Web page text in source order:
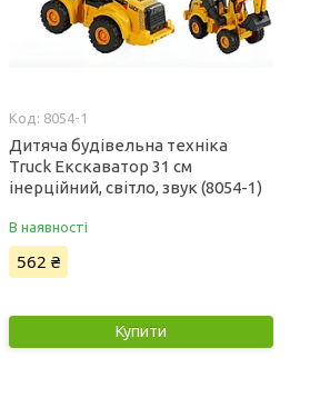
8054-1
Дитяча будівельна техніка
Truck Екскаватор 31 см
інерційний, світло, звук (8054-1)
В наявності
562 ₴
Купити